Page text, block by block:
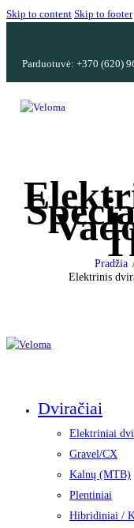
Skip to content Skip to footer
Parduotuvė: +370 (620)
Pradžia
Elektrinis
Dviračiai
Elektriniai
Gravel/CX
Kalnų (MTB)
Plentiniai
Hibridiniai /